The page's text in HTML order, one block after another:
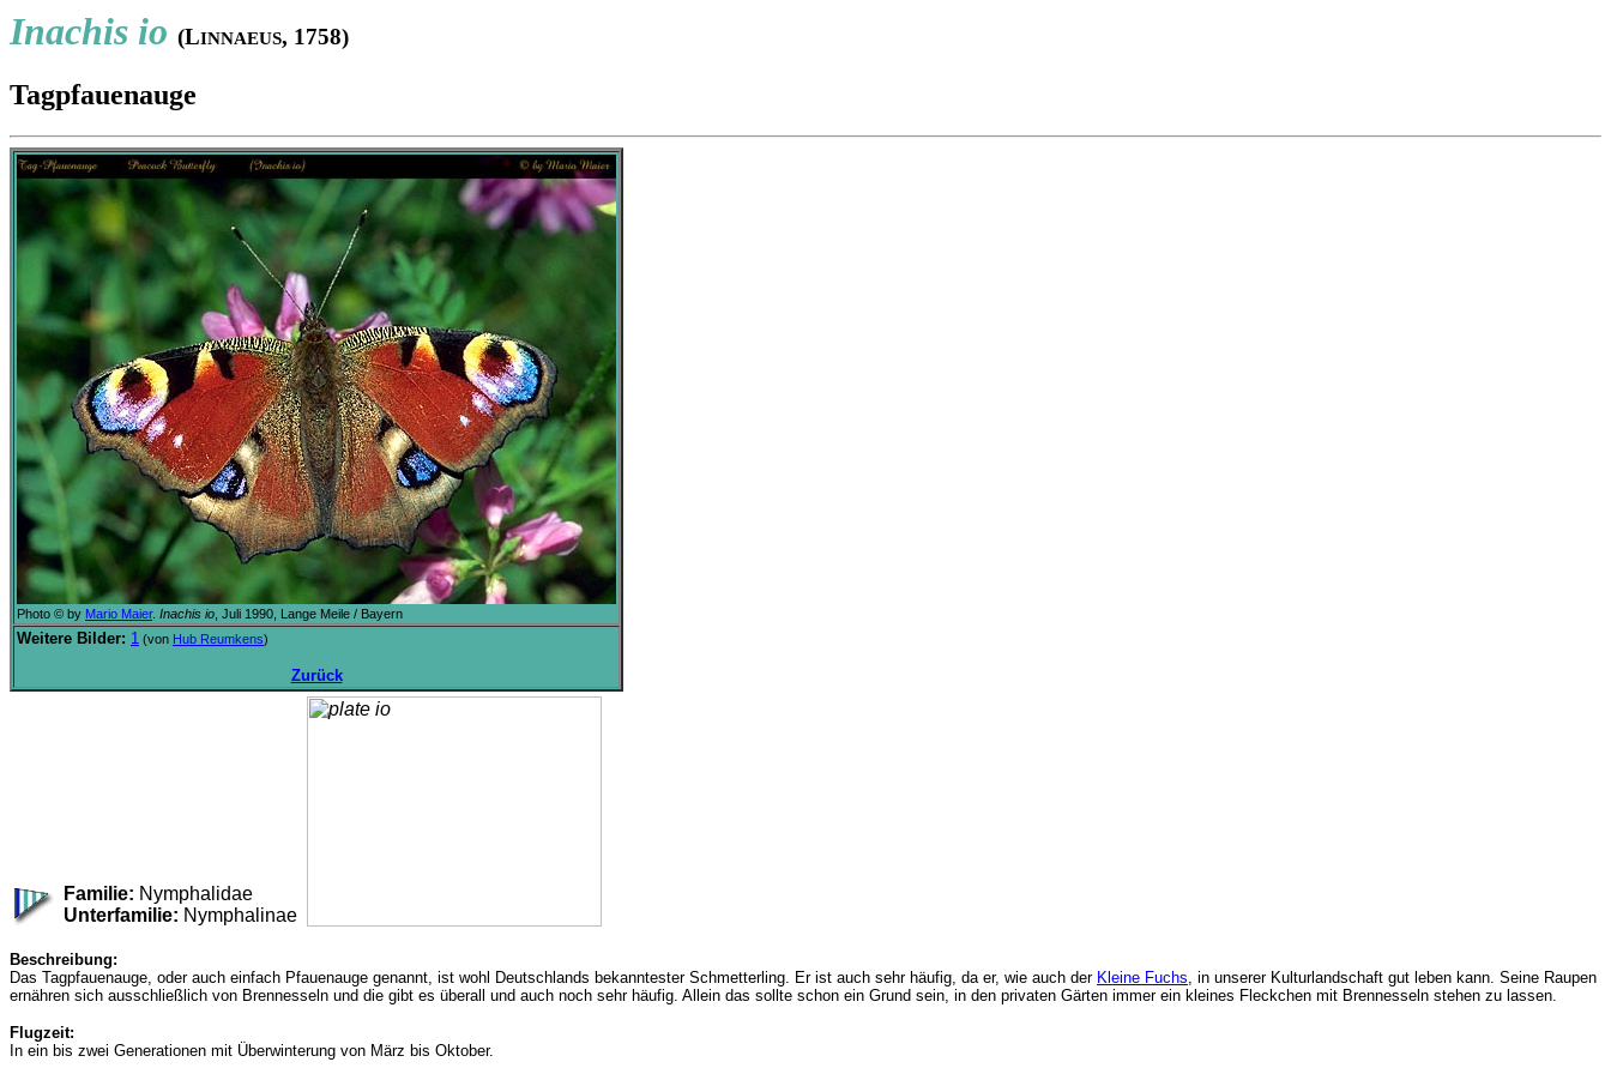
Inachis io (LINNAEUS, 1758)
Tagpfauenauge
Photo © by Mario Maier. Inachis io , Juli 1990, Lange Meile / Bayern
Weitere Bilder: 1 (von Hub Reumkens)
Zurück
Familie: Nymphalidae
Unterfamilie: Nymphalinae
Beschreibung:
Das Tagpfauenauge, oder auch einfach Pfauenauge genannt, ist wohl Deutschlands bekanntester Schmetterling. Er ist auch sehr häufig, da er, wie auch der Kleine Fuchs, in unserer Kulturlandschaft gut leben kann. Seine Raupen
ernähren sich ausschließlich von Brennesseln und die gibt es überall und auch noch sehr häufig. Allein das sollte schon ein Grund sein, in den privaten Gärten immer ein kleines Fleckchen mit Brennesseln stehen zu lassen.
Flugzeit:
In ein bis zwei Generationen mit Überwinterung von März bis Oktober.